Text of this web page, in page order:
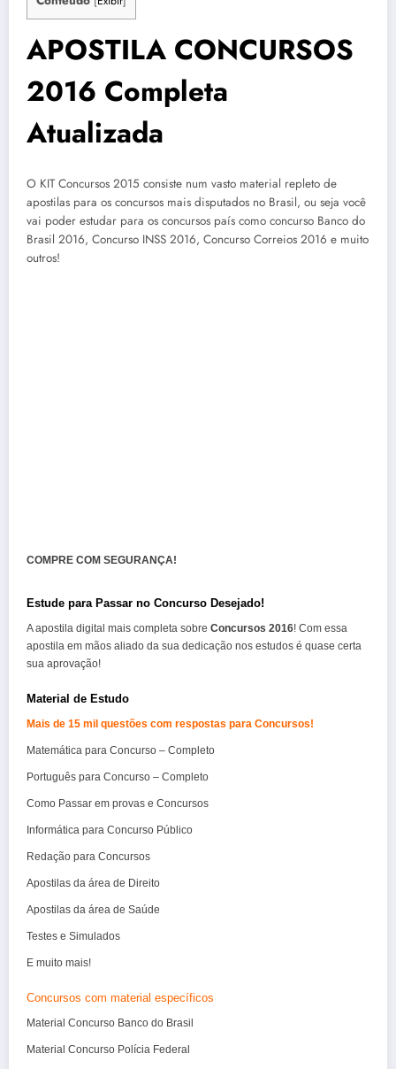
APOSTILA CONCURSOS
2016 Completa
Atualizada
O KIT Concursos 2015 consiste num vasto material repleto de
apostilas para os concursos mais disputados no Brasil, ou seja você
vai poder estudar para os concursos país como concurso Banco do
Brasil 2016, Concurso INSS 2016, Concurso Correios 2016 e muito
outros!
COMPRE COM SEGURANÇA!
Estude para Passar no Concurso Desejado!
A apostila digital mais completa sobre Concursos 2016! Com essa
apostila em mãos aliado da sua dedicação nos estudos é quase certa
sua aprovação!
Material de Estudo
Mais de 15 mil questões com respostas para Concursos!
Matemática para Concurso – Completo
Português para Concurso – Completo
Como Passar em provas e Concursos
Informática para Concurso Público
Redação para Concursos
Apostilas da área de Direito
Apostilas da área de Saúde
Testes e Simulados
E muito mais!
Concursos com material específicos
Material Concurso Banco do Brasil
Material Concurso Polícia Federal